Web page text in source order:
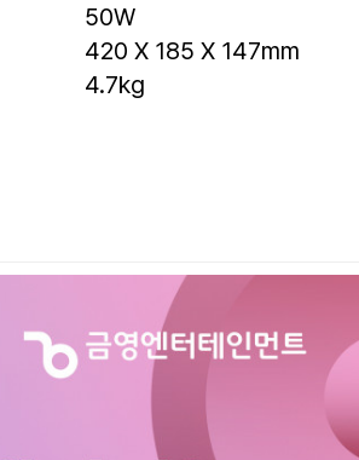
50W
420 X 185 X 147mm
4.7kg